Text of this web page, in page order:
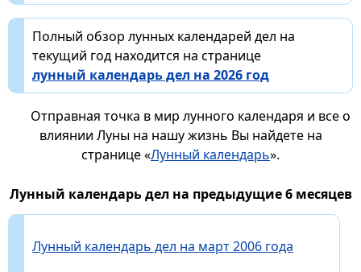
Полный обзор лунных календарей дел на
текущий год находится на странице
лунный календарь дел на 2026 год
Отправная точка в мир лунного календаря и все о
влиянии Луны на нашу жизнь Вы найдете на
странице «Лунный календарь».
Лунный календарь дел на предыдущие 6 месяцев
Лунный календарь дел на март 2006 года